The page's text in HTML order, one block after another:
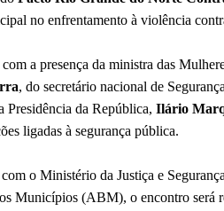
no enfrentamento à violência
a presença da ministra das
, do secretário nacional de
Presidência da República, Ilário
ligadas à segurança pública.
o Ministério da Justiça e
Municípios (ABM), o encontro será